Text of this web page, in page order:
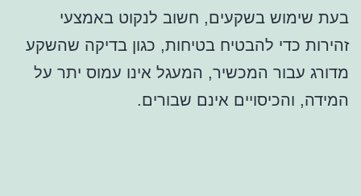
בעת שימוש בשקעים, חשוב לנקוט באמצעי
זהירות כדי להבטיח בטיחות, כגון בדיקה שהשקע
מדורג עבור המכשיר, המעגל אינו עמוס יתר על
המידה, והכיסויים אינם שבורים.